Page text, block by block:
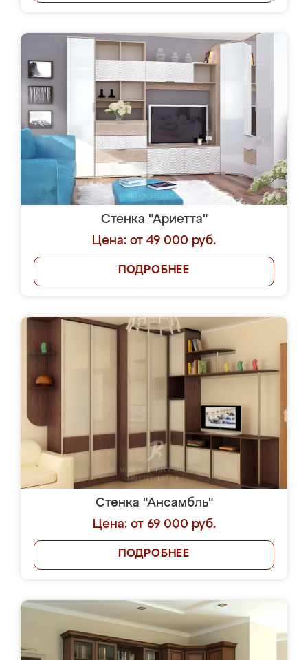
Стенка "Ариетта"
Цена: от 49 000 руб.
ПОДРОБНЕЕ
Стенка "Ансамбль"
Цена: от 69 000 руб.
ПОДРОБНЕЕ